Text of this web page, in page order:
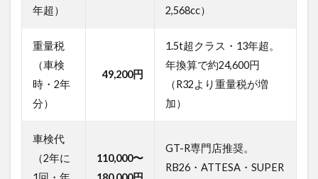
1.2
と見
落と
しが
ちな
の高
さと
落と
年超）
2,568cc）
重量税
（車検
時・2年
分）
49,200円
1.5t超クラス・13年超。
年換算で約24,600円
（R32より重量税が増
加）
車検代
（2年に
110,000〜
GT-R専門店推奨。
RB26・ATTESA・SUPER